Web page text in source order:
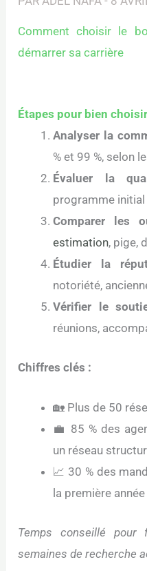
Comment choisir le
démarrer sa carrière
Étapes pour bien
Analyser la
% et 99 %, selon
Évaluer la
programme initial
Comparer les
estimation, pige,
Étudier la
notoriété,
Vérifier le
réunions,
Chiffres clés :
🏡 Plus de 50
💼 85 % des
un réseau
📈 30 % des
la première année
Temps conseillé
semaines de recherche